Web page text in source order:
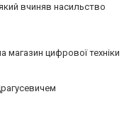
вчиняв насильство
магазин цифрової техніки